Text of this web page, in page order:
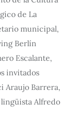
de La
municipal,
Berlín
Escalante,
invitados
Araujo Barrera,
Alfredo